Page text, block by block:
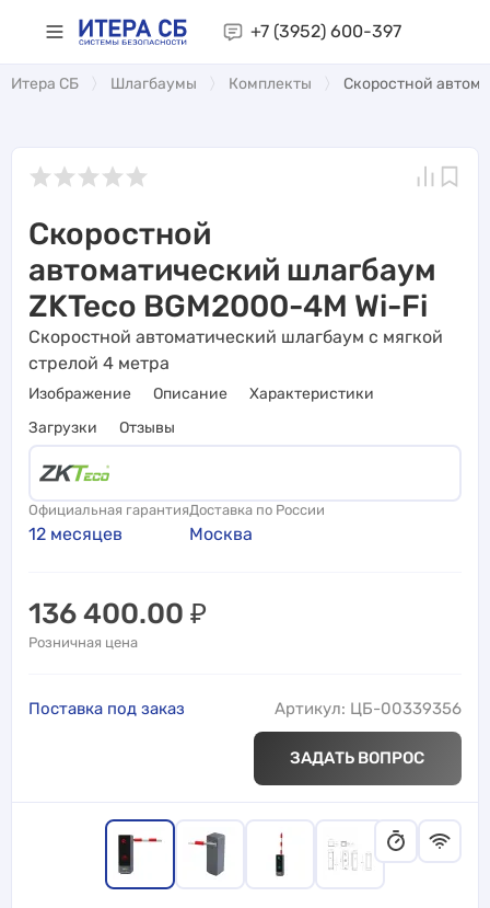
+7 (3952) 600-397
Итера СБ Шлагбаумы Комплекты Скоростной
Скоростной
автоматический шлагбаум
ZKTeco BGM2000-4M Wi-Fi
Скоростной автоматический шлагбаум с мягкой
стрелой 4 метра
Изображение Описание
Характеристики
Загрузки
Отзывы
Официальная гарантия
12 месяцев
Доставка по России
Москва
136 400.00 ₽
Розничная цена
Поставка под заказ Артикул: ЦБ-00339356
ЗАДАТЬ ВОПРОС